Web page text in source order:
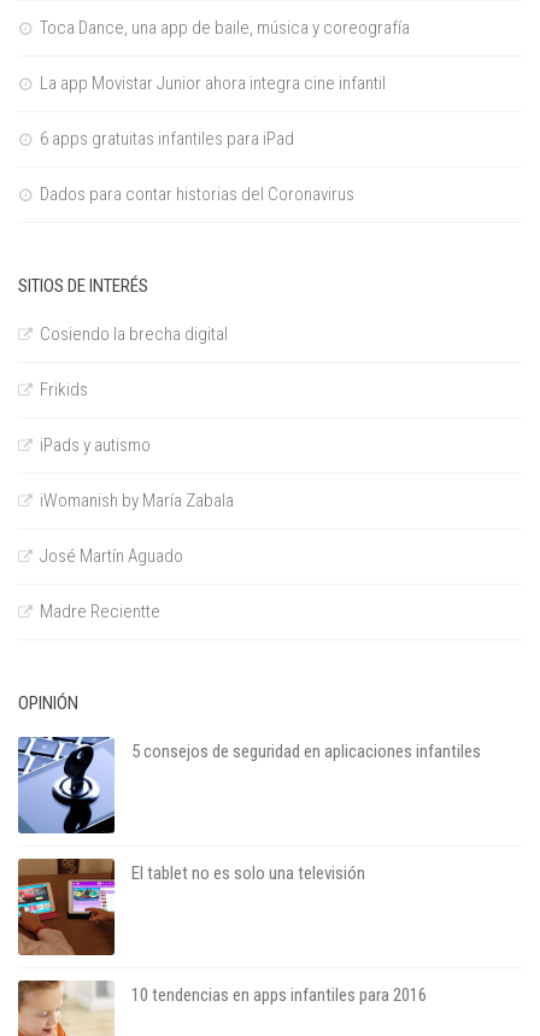
Toca Dance, una app de baile, música y coreografía
La app Movistar Junior ahora integra cine infantil
6 apps gratuitas infantiles para iPad
Dados para contar historias del Coronavirus
SITIOS DE INTERÉS
Cosiendo la brecha digital
Frikids
iPads y autismo
iWomanish by María Zabala
José Martín Aguado
Madre Recientte
OPINIÓN
5 consejos de seguridad en aplicaciones infantiles
El tablet no es solo una televisión
10 tendencias en apps infantiles para 2016